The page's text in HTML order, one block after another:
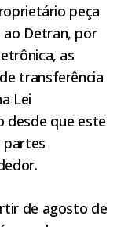
peça
Detran, por
as
transferência
Lei
desde que este
partes
de agosto de